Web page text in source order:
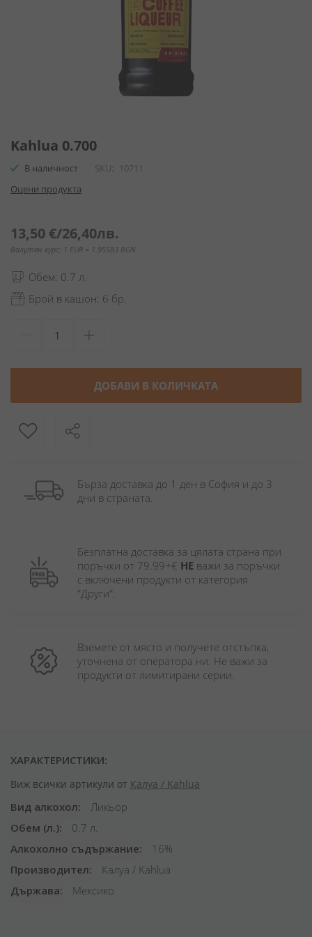
към
на
галерия
със
Kahlua 0.700
В наличност SKU
10711
Оцени продукта
13,50 €/26,40лв.
Валутен курс: 1 EUR = 1.95583 BGN
Обем: 0.7 л.
Брой в кашон: 6 бр.
ДОБАВИ В КОЛИЧКАТА
Бърза доставка до 1 ден в София и до 3
дни в страната.
Безплатна доставка за цялата страна при
поръчки от 79.99+€ НЕ важи за поръчки
с включени продукти от категория
"Други".
Вземете от място и получете отстъпка,
уточнена от оператора ни. Не важи за
продукти от лимитирани серии.
ХАРАКТЕРИСТИКИ:
Виж всички артикули от Калуа / Kahlua
Вид алкохол
Ликьор
Обем (л.)
0.7 л.
Алкохолно съдържание
16%
Производител
Калуа / Kahlua
Държава
Мексико